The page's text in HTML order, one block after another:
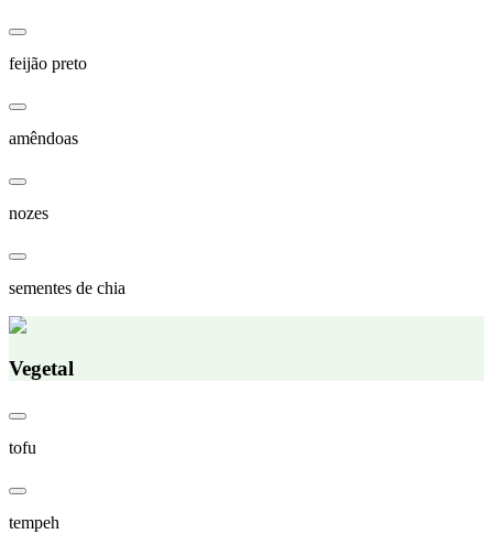
feijão preto
amêndoas
nozes
sementes de chia
Vegetal
tofu
tempeh